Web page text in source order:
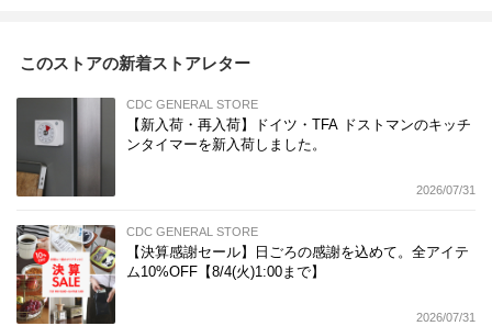
このストアの新着ストアレター
CDC GENERAL STORE
【新入荷・再入荷】ドイツ・TFA ドストマンのキッチ
ンタイマーを新入荷しました。
2026/07/31
CDC GENERAL STORE
【決算感謝セール】日ごろの感謝を込めて。全アイテ
ム10%OFF【8/4(火)1:00まで】
2026/07/31